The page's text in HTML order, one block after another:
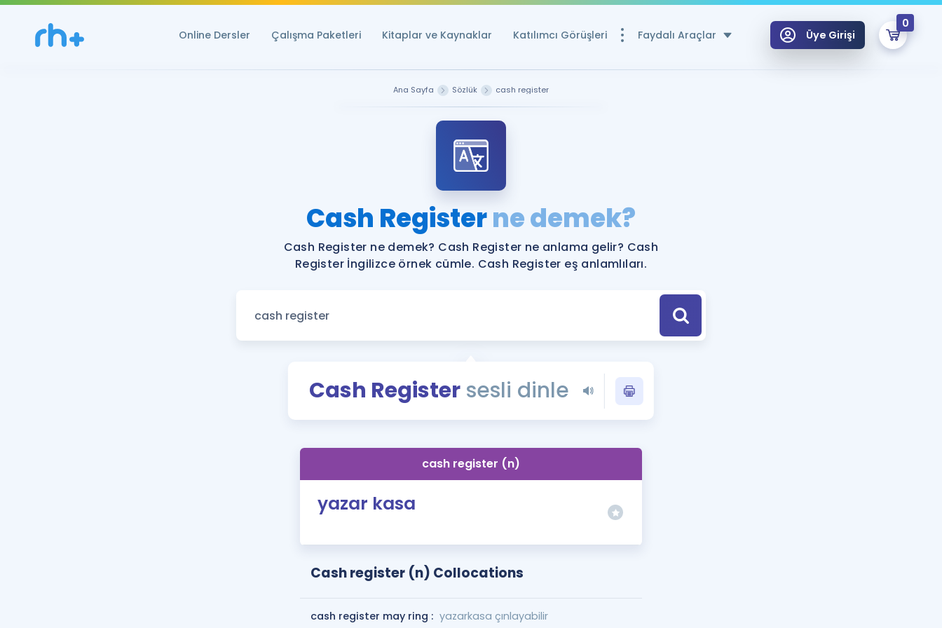
Online Dersler Çalışma Paketleri Kitaplar ve Kaynaklar Katılımcı Görüşleri Faydalı Araçlar
Ücretsiz Kaynaklar
YDS ve YÖKDİL Puan Hesaplama Aracı
YDS ve YÖKDİL'e Hazırlananlar için Öneriler
Tüm ÖSYM Sınavları Tek Takvimde
Blog
YDS - YÖKDİL Tüm Sınavlarla İlgili Haberler
İngilizce Gramer
Üye Girişi
0
Remzi Hoca ile seni sınava hazırlayacak onlarca eğitim seni bekliyor!
Ana Sayfa Sözlük cash register
Cash Registerne demek?
Cash Register ne demek? Cash Register ne anlama gelir? Cash
Register İngilizce örnek cümle. Cash Register eş anlamlıları.
Cash Registersesli dinle
cash register (n)
yazar kasa
Cash register (n) Collocations
cash register may ring : yazarkasa çınlayabilir